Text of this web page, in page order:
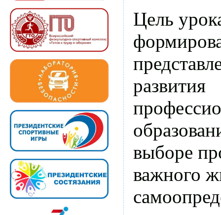
Цель
развития
выборе
важного